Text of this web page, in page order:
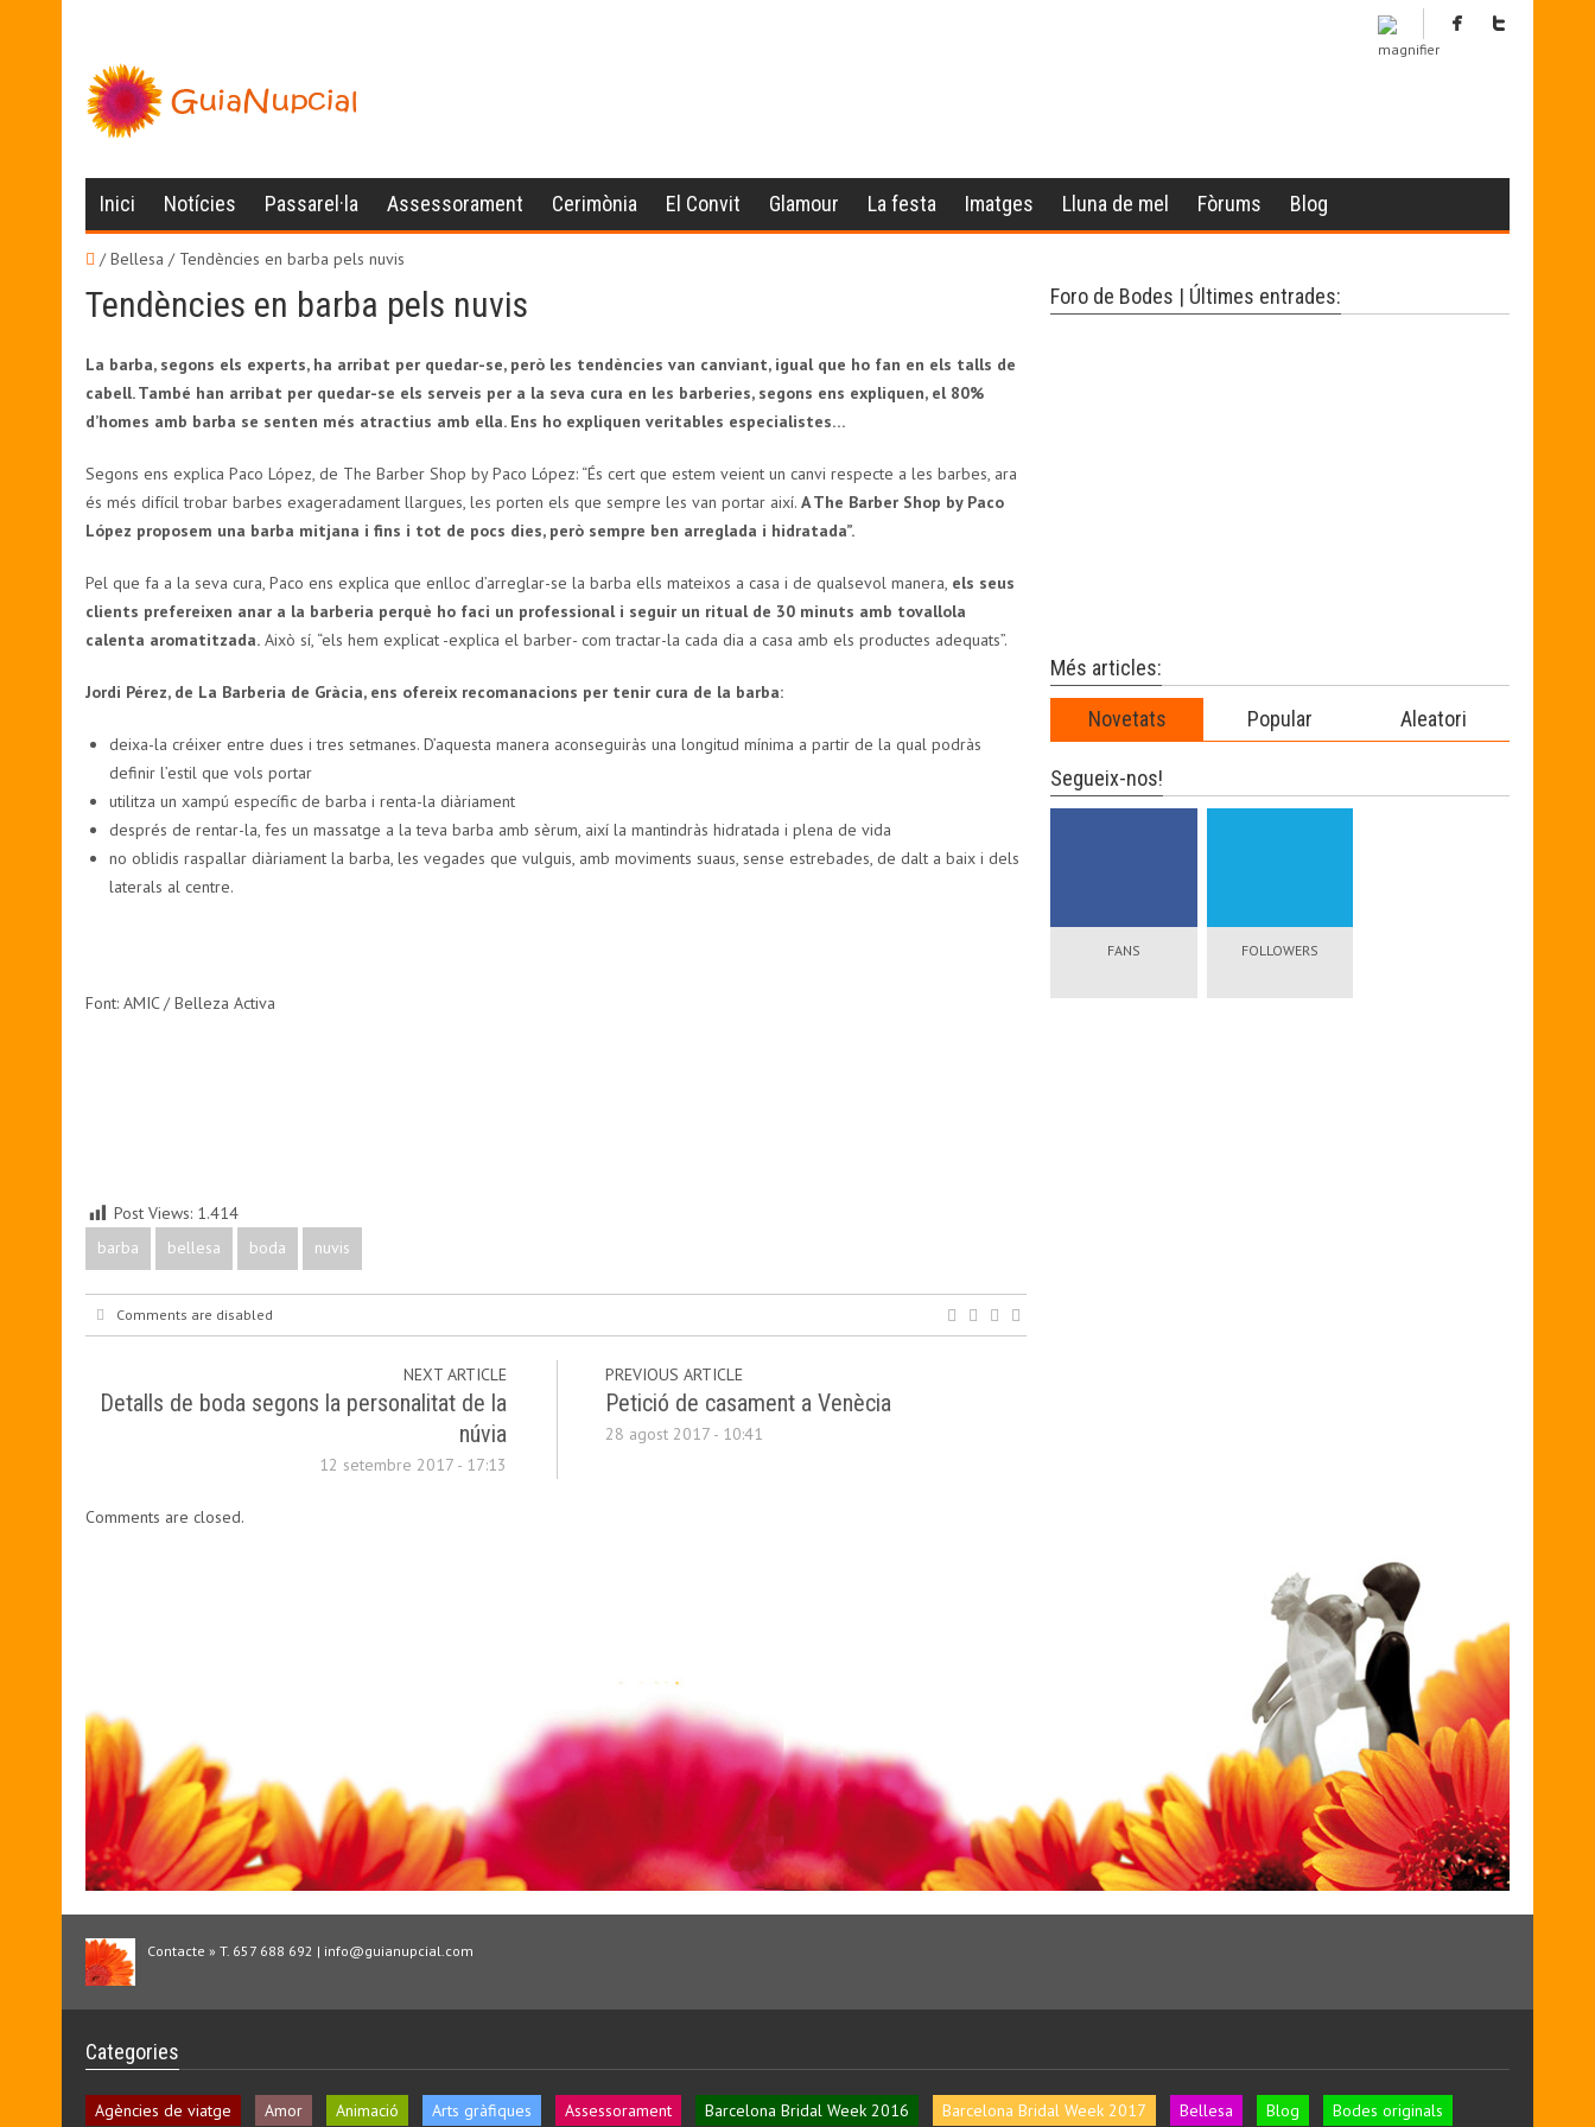
Inici Notícies Passarel·la Assessorament Cerimònia El Convit Glamour La festa Imatges Lluna de mel Fòrums Blog
/ Bellesa / Tendències en barba pels nuvis
Tendències en barba pels nuvis
La barba, segons els experts, ha arribat per quedar-se, però les tendències van canviant, igual que ho fan en els talls de
cabell. També han arribat per quedar-se els serveis per a la seva cura en les barberies, segons ens expliquen, el 80%
d’homes amb barba se senten més atractius amb ella. Ens ho expliquen veritables especialistes…
Segons ens explica Paco López, de The Barber Shop by Paco López: “És cert que estem veient un canvi respecte a les barbes, ara
és més difícil trobar barbes exageradament llargues, les porten els que sempre les van portar així. A The Barber Shop by Paco
López proposem una barba mitjana i fins i tot de pocs dies, però sempre ben arreglada i hidratada”.
Pel que fa a la seva cura, Paco ens explica que enlloc d’arreglar-se la barba ells mateixos a casa i de qualsevol manera, els seus
clients prefereixen anar a la barberia perquè ho faci un professional i seguir un ritual de 30 minuts amb tovallola
calenta aromatitzada. Això sí, “els hem explicat -explica el barber- com tractar-la cada dia a casa amb els productes adequats”.
Jordi Pérez, de La Barberia de Gràcia, ens ofereix recomanacions per tenir cura de la barba:
deixa-la créixer entre dues i tres setmanes. D’aquesta manera aconseguiràs una longitud mínima a partir de la qual podràs
definir l’estil que vols portar
utilitza un xampú específic de barba i renta-la diàriament
després de rentar-la, fes un massatge a la teva barba amb sèrum, així la mantindràs hidratada i plena de vida
no oblidis raspallar diàriament la barba, les vegades que vulguis, amb moviments suaus, sense estrebades, de dalt a baix i dels
laterals al centre.
Font: AMIC / Belleza Activa
Post Views: 1.414
barba
bellesa boda nuvis
Comments are disabled
NEXT ARTICLE
Detalls de boda segons la personalitat de la
núvia
12 setembre 2017 - 17:13
PREVIOUS ARTICLE
Petició de casament a Venècia
28 agost 2017 - 10:41
Comments are closed.
Foro de Bodes | Últimes entrades:
Més articles:
Novetats Popular Aleatori
Segueix-nos!
FANS FOLLOWERS
Contacte » T. 657 688 692 | info@guianupcial.com
Categories
Agències de viatge Amor Animació Arts gràfiques Assessorament Barcelona Bridal Week 2016 Barcelona Bridal Week 2017 Bellesa Blog Bodes originals